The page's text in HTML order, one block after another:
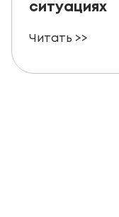
ситуациях
Читать >>